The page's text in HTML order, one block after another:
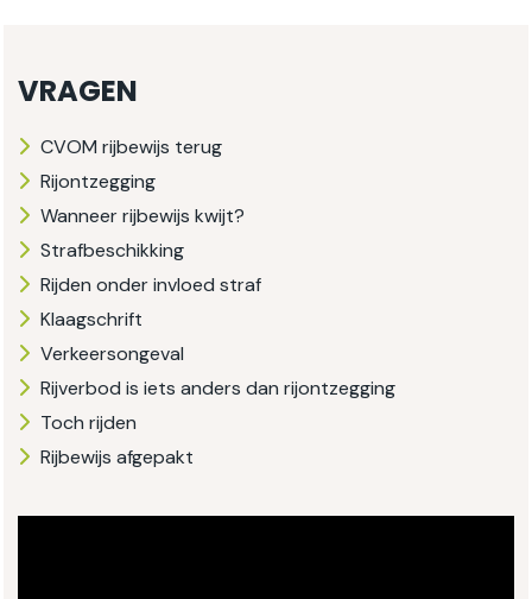
VRAGEN
CVOM rijbewijs terug
Rijontzegging
Wanneer rijbewijs kwijt?
Strafbeschikking
Rijden onder invloed straf
Klaagschrift
Verkeersongeval
Rijverbod is iets anders dan rijontzegging
Toch rijden
Rijbewijs afgepakt